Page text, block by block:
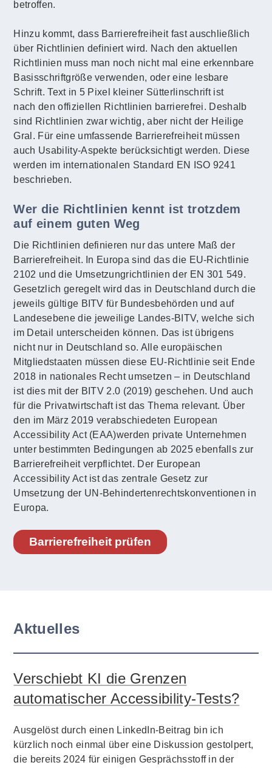
betroffen.
Hinzu kommt, dass Barrierefreiheit fast auschließlich
über Richtlinien definiert wird. Nach den aktuellen
Richtlinien muss man noch nicht mal eine erkennbare
Basisschriftgröße verwenden, oder eine lesbare
Schrift. Text in 5 Pixel kleiner Sütterlinschrift ist
nach den offiziellen Richtlinien barrierefrei. Deshalb
sind Richtlinien zwar wichtig, aber nicht der Heilige
Gral. Für eine umfassende Barrierefreiheit müssen
auch Usability-Aspekte berücksichtigt werden. Diese
werden im internationalen Standard EN ISO 9241
beschrieben.
Wer die Richtlinien kennt ist trotzdem
auf einem guten Weg
Die Richtlinien definieren nur das untere Maß der
Barrierefreiheit. In Europa sind das die EU-Richtlinie
2102 und die Umsetzungrichtlinien der EN 301 549.
Gesetzlich geregelt wird das in Deutschland durch die
jeweils gültige BITV für Bundesbehörden und auf
Landesebene die jeweilige Landes-BITV, welche sich
im Detail unterscheiden können. Das ist übrigens
nicht nur in Deutschland so. Alle europäischen
Mitgliedstaaten müssen diese EU-Richtlinie seit Ende
2018 in nationales Recht umsetzen – in Deutschland
ist dies mit der BITV 2.0 (2019) geschehen. Und auch
für die Privatwirtschaft ist das Thema relevant. Über
den im März 2019 verabschiedeten European
Accessibility Act (EAA)werden private Unternehmen
unter bestimmten Bedingungen ab 2025 ebenfalls zur
Barrierefreiheit verpflichtet. Der European
Accessibility Act ist das zentrale Gesetz zur
Umsetzung der UN-Behindertenrechtskonventionen in
Europa.
Barrierefreiheit prüfen
Aktuelles
Verschiebt KI die Grenzen
automatischer Accessibility-Tests?
Ausgelöst durch einen LinkedIn-Beitrag bin ich
kürzlich noch einmal über eine Diskussion gestolpert,
die bereits 2024 für einigen Gesprächsstoff in der